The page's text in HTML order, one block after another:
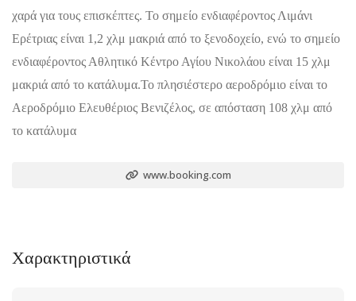
χαρά για τους επισκέπτες. Το σημείο ενδιαφέροντος Λιμάνι
Ερέτριας είναι 1,2 χλμ μακριά από το ξενοδοχείο, ενώ το σημείο
ενδιαφέροντος Αθλητικό Κέντρο Αγίου Νικολάου είναι 15 χλμ
μακριά από το κατάλυμα.Το πλησιέστερο αεροδρόμιο είναι το
Αεροδρόμιο Ελευθέριος Βενιζέλος, σε απόσταση 108 χλμ από
το κατάλυμα
www.booking.com
Χαρακτηριστικά